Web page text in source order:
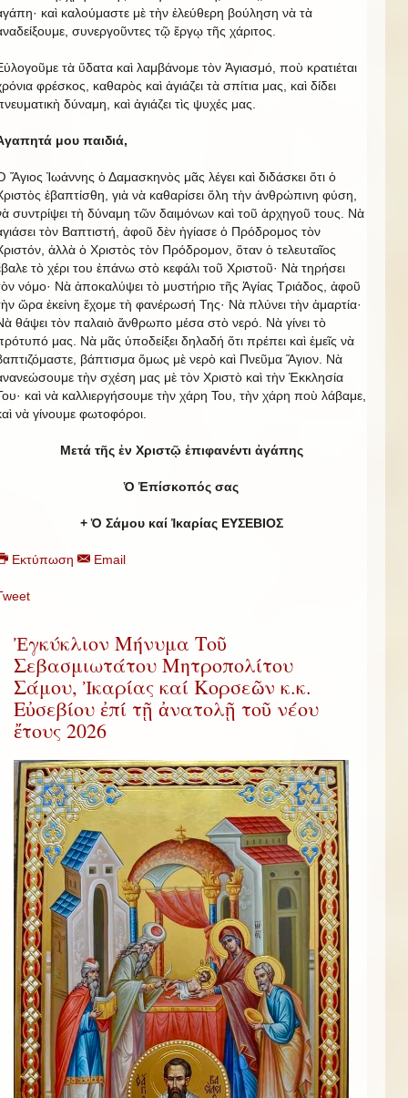
καὶ καλούμαστε μὲ τὴν ἐλεύθερη βούληση νὰ τὰ
συνεργοῦντες τῷ ἔργῳ τῆς χάριτος.
τὰ ὕδατα καὶ λαμβάνομε τὸν Ἁγιασμό, ποὺ κρατιέται
φρέσκος, καθαρὸς καὶ ἀγιάζει τὰ σπίτια μας, καὶ δίδει
δύναμη, καὶ ἀγιάζει τὶς ψυχές μας.
μου παιδιά,
Ἅγιος Ἰωάννης ὁ Δαμασκηνὸς μᾶς λέγει καὶ διδάσκει ὅτι ὁ
ἐβαπτίσθη, γιὰ νὰ καθαρίσει ὅλη τὴν ἀνθρώπινη φύση,
συντρίψει τὴ δύναμη τῶν δαιμόνων καὶ τοῦ ἀρχηγοῦ τους. Νὰ
τὸν Βαπτιστή, ἀφοῦ δὲν ἠγίασε ὁ Πρόδρομος τὸν
ἀλλὰ ὁ Χριστὸς τὸν Πρόδρομον, ὅταν ὁ τελευταῖος
τὸ χέρι του ἐπάνω στὸ κεφάλι τοῦ Χριστοῦ· Νὰ τηρήσει
νόμο· Νὰ ἀποκαλύψει τὸ μυστήριο τῆς Ἁγίας Τριάδος, ἀφοῦ
ὥρα ἐκείνη ἔχομε τὴ φανέρωσή Της· Νὰ πλύνει τὴν ἁμαρτία·
θάψει τὸν παλαιὸ ἄνθρωπο μέσα στὸ νερό. Νὰ γίνει τὸ
μας. Νὰ μᾶς ὑποδείξει δηλαδή ὅτι πρέπει καὶ ἐμεῖς νὰ
βάπτισμα ὅμως μὲ νερὸ καὶ Πνεῦμα Ἅγιον. Νὰ
τὴν σχέση μας μὲ τὸν Χριστὸ καὶ τὴν Ἐκκλησία
καὶ νὰ καλλιεργήσουμε τὴν χάρη Του, τὴν χάρη ποὺ λάβαμε,
νὰ γίνουμε φωτοφόροι.
Μετά τῆς ἐν Χριστῷ ἐπιφανέντι ἀγάπης
Ὁ Ἐπίσκοπός σας
+ Ὁ Σάμου καί Ἰκαρίας ΕΥΣΕΒΙΟΣ
Εκτύπωση Email
Ἐγκύκλιον Μήνυμα Τοῦ
Σεβασμιωτάτου Μητροπολίτου
Σάμου, Ἰκαρίας καί Κορσεῶν κ.κ.
Εὐσεβίου ἐπί τῇ ἀνατολῇ τοῦ νέου
ἔτους 2026